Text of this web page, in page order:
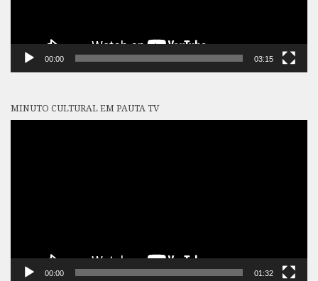
00:00 03:15
MINUTO CULTURAL EM PAUTA TV
00:00 01:32